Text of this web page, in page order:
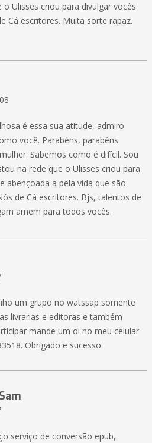
Ulisses criou para divulgar vocês
Cá escritores. Muita sorte rapaz.
é essa sua atitude, admiro
você. Parabéns, parabéns
Sabemos como é difícil. Sou
na rede que o Ulisses criou para
abençoada a pela vida que são
de Cá escritores. Bjs, talentos de
amem para todos vocês.
um grupo no watssap somente
livrarias e editoras e também
mande um oi no meu celular
Obrigado e sucesso
serviço de conversão epub,